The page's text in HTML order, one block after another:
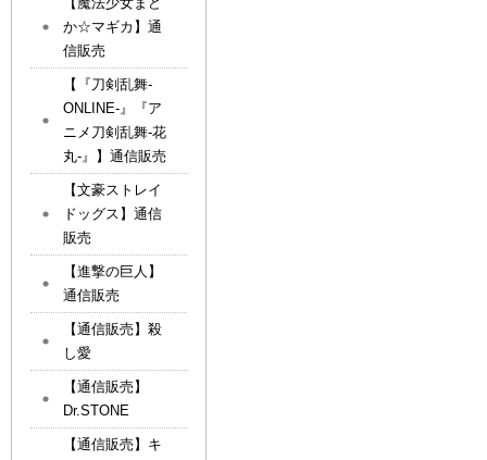
か☆マギカ】通
信販売
【『刀剣乱舞-
ONLINE-』『ア
ニメ刀剣乱舞-花
丸-』】通信販売
【文豪ストレイ
ドッグス】通信
販売
【進撃の巨人】
通信販売
【通信販売】殺
し愛
【通信販売】
Dr.STONE
【通信販売】キ